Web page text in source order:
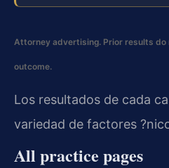
Attorney advertising. Prior results do
outcome.
Los resultados de cada
variedad de factores
All practice pages